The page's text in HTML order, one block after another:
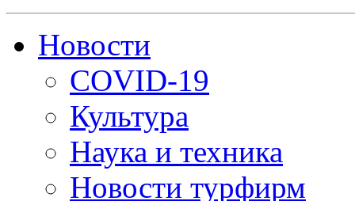
Новости
COVID-19
Культура
Наука и техника
Новости турфирм